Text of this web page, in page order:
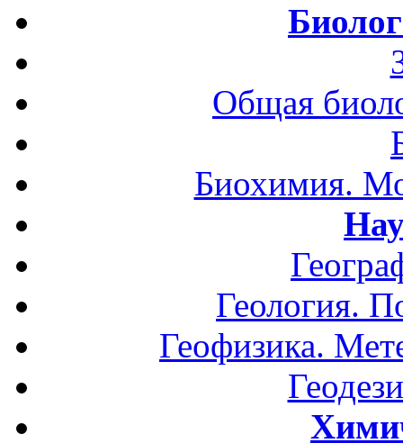
Общая
Биохимия.
Геология.
Геофизика.